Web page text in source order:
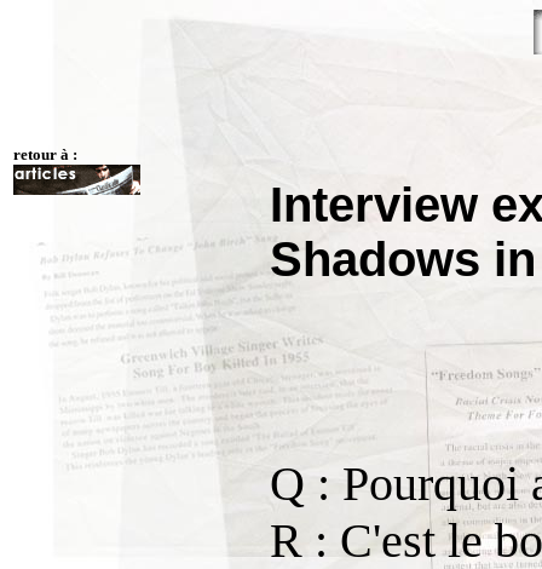
retour à :
Interview
Shadows
Q : Pourquoi
R : C'est le